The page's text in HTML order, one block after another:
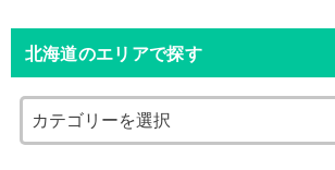
北海道のエリアで探す